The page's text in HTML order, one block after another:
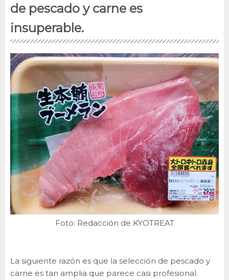
de pescado y carne es
insuperable.
Foto: Redacción de KYOTREAT
La siguiente razón es que la selección de pescado y
carne es tan amplia que parece casi profesional.